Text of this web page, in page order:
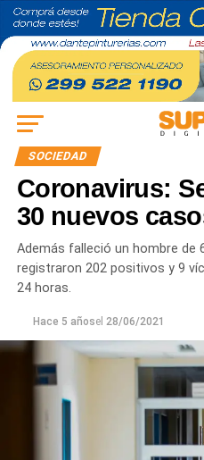
SOCIEDAD
Coronavirus:
30 nuevos
Además falleció un hombre de
registraron 202 positivos y 9
24 horas.
Hace 5 añosel 28/06/2021